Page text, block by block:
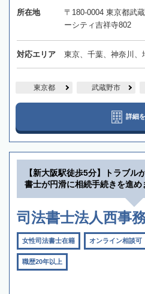
所在地
〒180-0004 東京都武
ーシティ吉祥寺802
対応エリア 東京、千葉、神奈川
東京都 武蔵野市
詳細
【新大阪駅徒歩5分】トラブル
書士が円滑に相続手続きを進め
司法書士法人西事
女性司法書士在籍 オンライン相談可
職歴20年以上